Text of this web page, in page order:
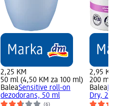
2,25 KM
50 ml (4,50 KM za 100 ml)
BaleaSensitive roll-on
dezodorans, 50 ml
(6)
2,95 KM
200 ml
Balea
Dry,